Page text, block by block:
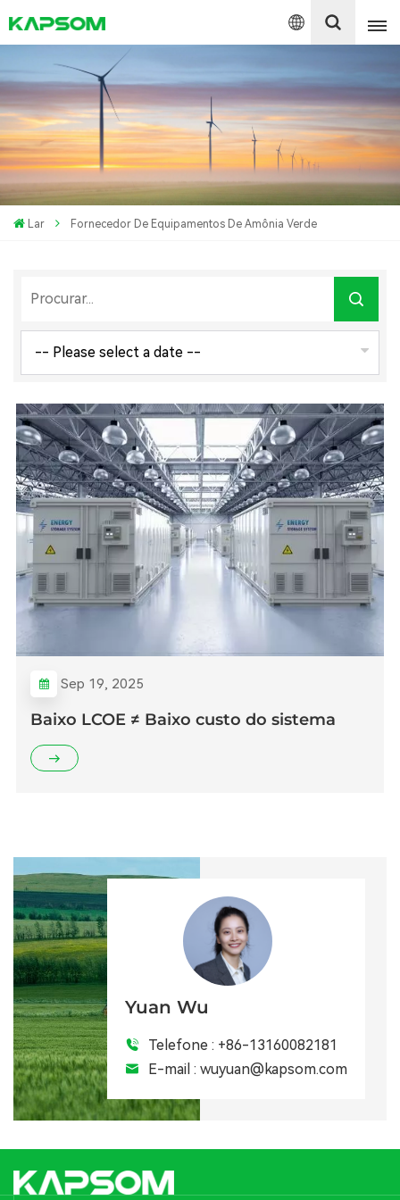
English
Español
Polski
Lar Fornecedor De Equipamentos De Amônia Verde
Sep 19, 2025
Baixo LCOE ≠ Baixo custo do sistema
Yuan Wu
Telefone : +86-13160082181
E-mail : wuyuan@kapsom.com